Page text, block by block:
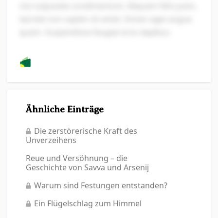
Ähnliche Einträge
Die zerstörerische Kraft des
Unverzeihens
Reue und Versöhnung – die
Geschichte von Savva und Arsenij
Warum sind Festungen entstanden?
Ein Flügelschlag zum Himmel